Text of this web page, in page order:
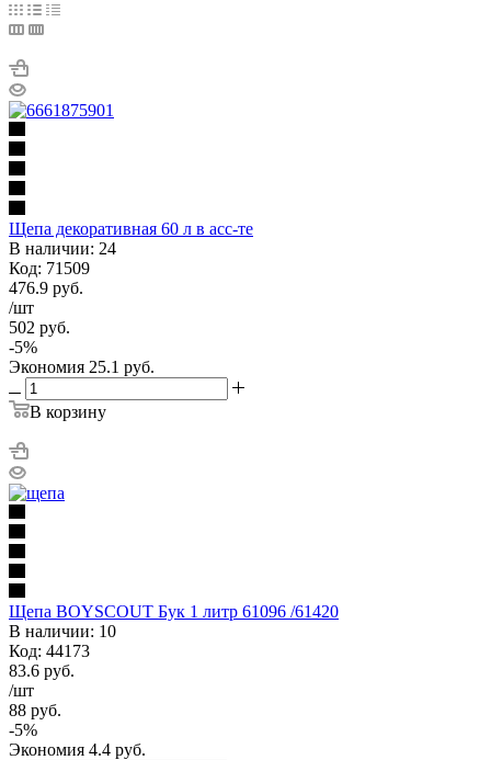
Щепа декоративная 60 л в асс-те
В наличии: 24
Код: 71509
476.9 руб.
/шт
502 руб.
-5%
Экономия 25.1 руб.
В корзину
Щепа BOYSCOUT Бук 1 литр 61096 /61420
В наличии: 10
Код: 44173
83.6 руб.
/шт
88 руб.
-5%
Экономия 4.4 руб.